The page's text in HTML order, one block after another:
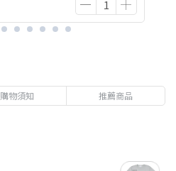
購物須知 推薦商品